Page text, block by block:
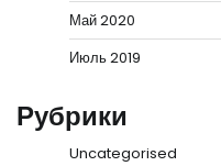
Май 2020
Июль 2019
Рубрики
Uncategorised